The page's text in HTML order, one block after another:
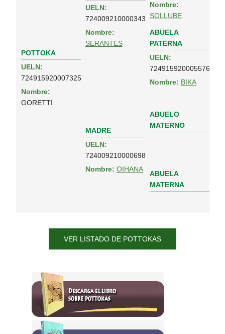
POTTOKA
UELN:
724915920007325
Nombre:
GORETTI
UELN:
724009210000343
Nombre:
SERANTES
Nombre:
SOLLUBE
ABUELA
PATERNA
UELN:
724915920005576
Nombre: BIKA
MADRE
UELN:
724009210000698
Nombre: OIHANA
ABUELO
MATERNO
ABUELA
MATERNA
VER LISTADO DE POTTOKAS